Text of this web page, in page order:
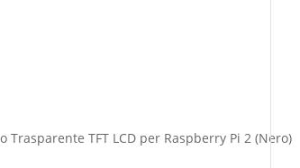
Trasparente TFT LCD per Raspberry Pi 2 (Nero)